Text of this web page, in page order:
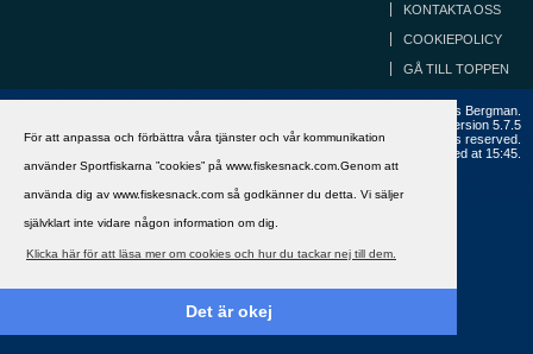
För att anpassa och förbättra våra tjänster och vår kommunikation
använder Sportfiskarna ”cookies” på www.fiskesnack.com.Genom att
använda dig av www.fiskesnack.com så godkänner du detta. Vi säljer
självklart inte vidare någon information om dig.
Klicka här för att läsa mer om cookies och hur du tackar nej till dem.
Det är okej
KONTAKTA OSS
COOKIEPOLICY
GÅ TILL TOPPEN
Copyright ©2002 - 2021, FiskeSnack.com. Grundad 2002 av Anders Bergman.
Version 5.7.5
Copyright © 2026 MH Sub I, LLC dba vBulletin. All rights reserved.
All times are GMT+1. This page was generated at 15:45.